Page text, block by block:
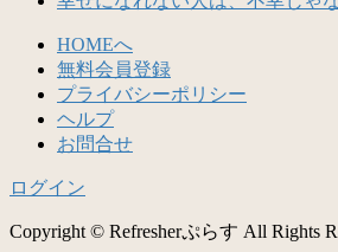
HOMEへ
無料会員登録
プライバシーポリシー
ヘルプ
お問合せ
ログイン
Copyright © Refresherぷらす All Rights